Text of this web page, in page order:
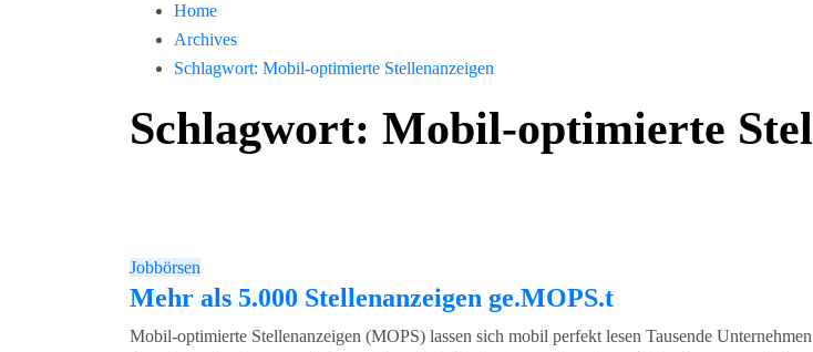
Home
Archives
Schlagwort: Mobil-optimierte Stellenanzeigen
Schlagwort: Mobil-optimierte
Jobbörsen
Mehr als 5.000 Stellenanzeigen ge.MOPS.t
Mobil-optimierte Stellenanzeigen (MOPS) lassen sich mobil perfekt lesen Tausende